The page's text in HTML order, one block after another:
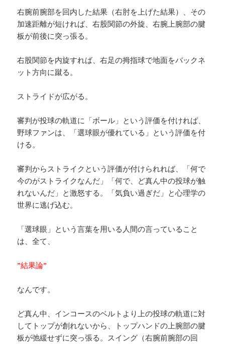
右腕前腕部を回内した結果（右肘を上げた結果）、その
加速距離が短ければ、右股関節の外旋、右腕上腕部の腱
板が前後に突っ張る。
右股関節を内旋すれば、右足の拇指球で地面をバックネ
ット方向に蹴る。
ストライドが広がる。
審判が投球の軌道に「ボール」という評価を付ければ、
野球ファンは、「選球眼が優れている」という評価を付
ける。
審判からストライクという評価が付けられれば、「何で
今のがストライクなんだ」「何で、ど真ん中の投球が触
れないんだ」と激怒する。「気負い過ぎだ」と心理学の
世界に逃げ込む。
「選球眼」という言葉を用いる人間の言っていること
は、全て、
”結果論”
なんです。
ど真ん中、インコースのベルトより上の投球の軌道に対
してトップが創れないから、トップハンドの上腕部の腱
板が弛緩せずに突っ張る。スイング（右腕前腕部の回